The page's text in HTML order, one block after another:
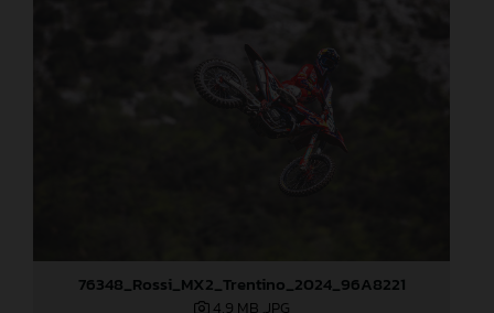
76348_Rossi_MX2_Trentino_2024_96A8221
4,9 MB .JPG